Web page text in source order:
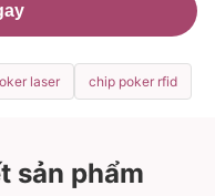
laser chip poker rfid
sản phẩm